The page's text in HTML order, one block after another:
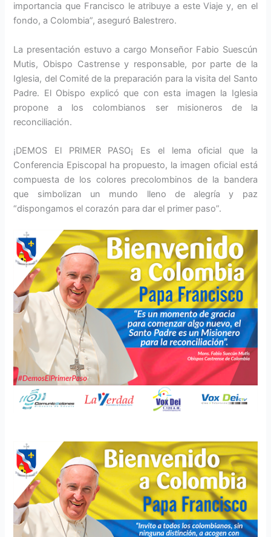
importancia que Francisco le atribuye a este Viaje y, en el
fondo, a Colombia”, aseguró Balestrero.
La presentación estuvo a cargo Monseñor Fabio Suescún
Mutis, Obispo Castrense y responsable, por parte de la
Iglesia, del Comité de la preparación para la visita del Santo
Padre. El Obispo explicó que con esta imagen la Iglesia
propone a los colombianos ser misioneros de la
reconciliación.
¡DEMOS El PRIMER PASO¡ Es el lema oficial que la
Conferencia Episcopal ha propuesto, la imagen oficial está
compuesta de los colores precolombinos de la bandera
que simbolizan un mundo lleno de alegría y paz
“dispongamos el corazón para dar el primer paso”.